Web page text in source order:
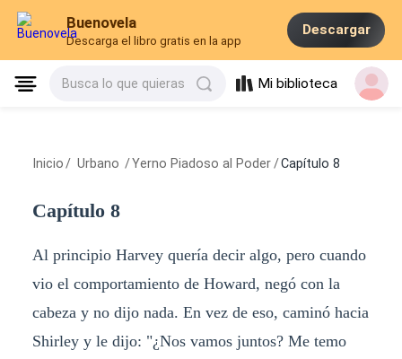
Buenovela
Descarga el libro gratis en la app
Descargar
Busca lo que quieras Mi biblioteca
Inicio / Urbano /Yerno Piadoso al Poder /Capítulo 8
Capítulo 8
Al principio Harvey quería decir algo, pero cuando
vio el comportamiento de Howard, negó con la
cabeza y no dijo nada. En vez de eso, caminó hacia
Shirley y le dijo: "¿Nos vamos juntos? Me temo